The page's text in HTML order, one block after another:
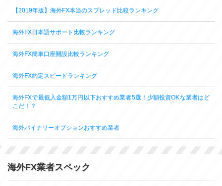
【2019年版】海外FX本当のスプレッド比較ランキング
海外FX日本語サポート比較ランキング
海外FX簡単口座開設比較ランキング
海外FX約定スピードランキング
海外FXで最低入金額1万円以下おすすめ業者5選！少額投資OKな業者はど
こだ！？
海外バイナリーオプションおすすめ業者
海外FX業者スペック